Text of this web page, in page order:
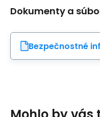
Dokumenty a
Bezpečnostné